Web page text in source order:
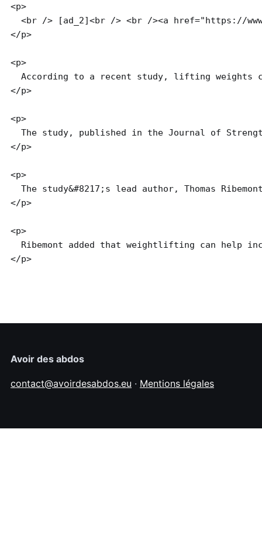
<p>
<br /> [ad_2]<br /> <br /><a href="https://
</p>
<p>
According to a recent study, lifting weights
</p>
<p>
The study, published in the Journal of
</p>
<p>
The study&#8217;s lead author, Thomas
</p>
<p>
Ribemont added that weightlifting can help
Avoir des abdos
contact@avoirdesabdos.eu · Mentions légales